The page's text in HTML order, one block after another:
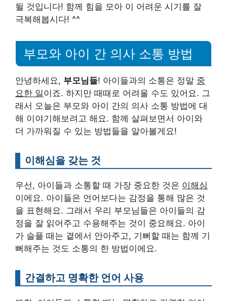
될 것입니다! 함께 힘을 모아 이 어려운 시기를 잘
극복해봅시다! ^^
부모와 아이 간 의사 소통 방법
안녕하세요, 부모님들! 아이들과의 소통은 정말 중
요한 일이죠. 하지만 때때로 어려울 수도 있어요. 그
래서 오늘은 부모와 아이 간의 의사 소통 방법에 대
해 이야기해보려고 해요. 함께 살펴보면서 아이와
더 가까워질 수 있는 방법들을 알아볼게요!
이해심을 갖는 것
우선, 아이들과 소통할 때 가장 중요한 것은 이해심
이에요. 아이들은 언어보다는 감정을 통해 많은 것
을 표현해요. 그래서 우리 부모님들은 아이들의 감
정을 잘 읽어주고 수용해주는 것이 중요해요. 아이
가 슬플 때는 곁에서 안아주고, 기뻐할 때는 함께 기
뻐해주는 것도 소통의 한 방법이에요.
간결하고 명확한 언어 사용